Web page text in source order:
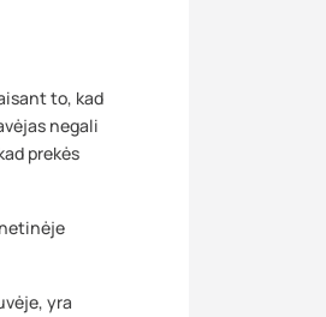
to, kad
negali
prekės
yra